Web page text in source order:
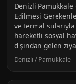
Denizli Pamukkale
Edilmesi
ve termal sularıyla
hareketli sosyal
dışından gelen
Denizli / Pamukkale